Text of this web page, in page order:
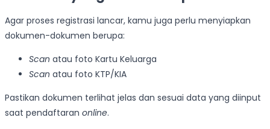
Agar proses registrasi lancar, kamu juga perlu menyiapkan
dokumen-dokumen berupa:
Scan atau foto Kartu Keluarga
Scan atau foto KTP/KIA
Pastikan dokumen terlihat jelas dan sesuai data yang diinput
saat pendaftaran online.